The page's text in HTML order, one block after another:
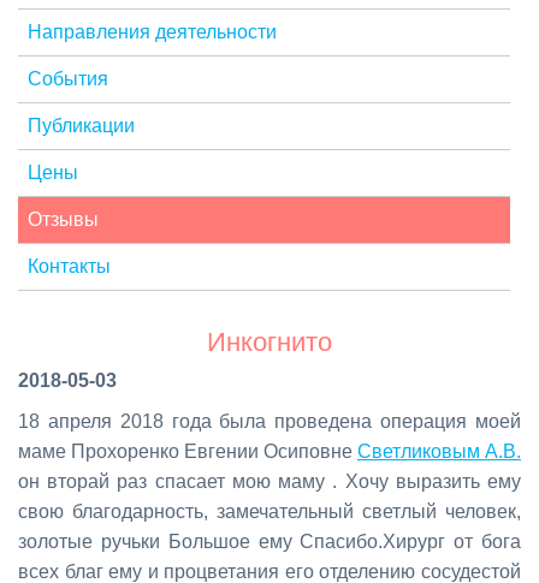
Направления деятельности
События
Публикации
Цены
Отзывы
Контакты
Инкогнито
2018-05-03
18 ап­ре­ля 2018 го­да бы­ла про­ве­де­на опе­ра­ция мо­ей
ма­ме Про­хо­рен­ко Ев­ге­нии Оси­повне Свет­ли­ко­вым А.В.
он вто­рай раз спа­са­ет мою ма­му . Хо­чу вы­ра­зить ему
свою бла­го­дар­ность, за­ме­ча­тель­ный свет­лый че­ло­век,
зо­ло­тые ру­чь­ки Боль­шое ему Спа­си­бо.Хи­рург от бо­га
всех благ ему и про­цве­та­ния его от­де­ле­нию со­су­де­стой